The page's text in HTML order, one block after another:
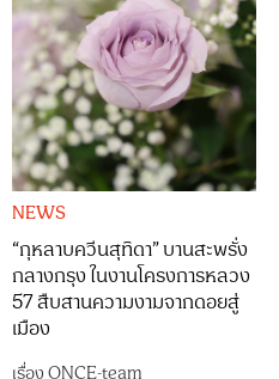
NEWS
“กุหลาบควีนสุทิดา” บานสะพรั่ง
กลางกรุง ในงานโครงการหลวง
57 สืบสานความงามจากดอยสู่
เมือง